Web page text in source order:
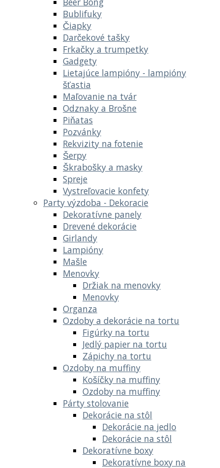
Bublifuky
Čiapky
Darčekové tašky
Frkačky a trumpetky
Gadgety
Lietajúce lampióny - lampióny
šťastia
Maľovanie na tvár
Odznaky a Brošne
Piňatas
Pozvánky
Rekvizity na fotenie
Šerpy
Škrabošky a masky
Spreje
Vystreľovacie konfety
Party výzdoba - Dekoracie
Dekoratívne panely
Drevené dekorácie
Girlandy
Lampióny
Mašle
Menovky
Držiak na menovky
Menovky
Organza
Ozdoby a dekorácie na tortu
Figúrky na tortu
Jedlý papier na tortu
Zápichy na tortu
Ozdoby na muffiny
Košíčky na muffiny
Ozdoby na muffiny
Párty stolovanie
Dekorácie na stôl
Dekorácie na jedlo
Dekorácie na stôl
Dekoratívne boxy
Dekoratívne boxy na